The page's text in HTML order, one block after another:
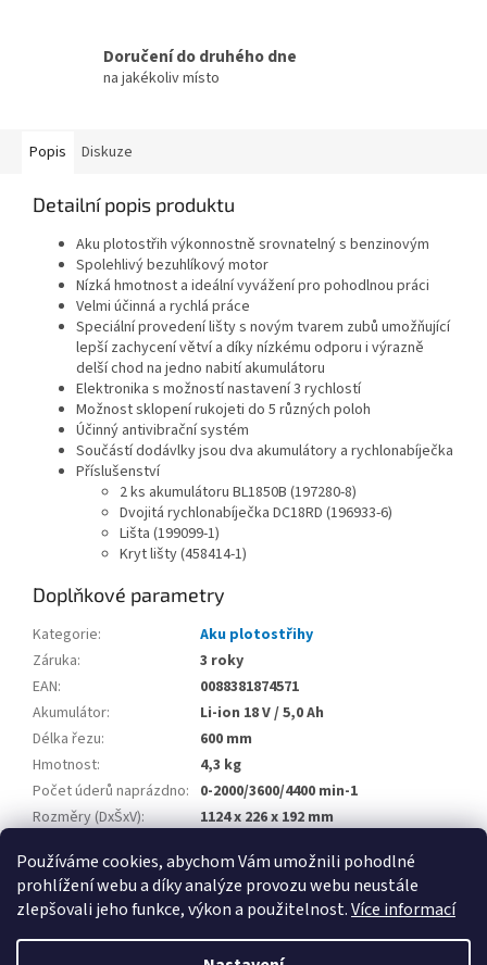
Používáme cookies, abychom Vám umožnili pohodlné
prohlížení webu a díky analýze provozu webu neustále
zlepšovali jeho funkce, výkon a použitelnost.Více informací
Doručení do druhého dne
na jakékoliv místo
Popis Diskuze
Detailní popis produktu
Aku plotostřih výkonnostně srovnatelný s benzinovým
Spolehlivý bezuhlíkový motor
Nízká hmotnost a ideální vyvážení pro pohodlnou práci
Velmi účinná a rychlá práce
Speciální provedení lišty s novým tvarem zubů umožňující
lepší zachycení větví a díky nízkému odporu i výrazně
delší chod na jedno nabití akumulátoru
Elektronika s možností nastavení 3 rychlostí
Možnost sklopení rukojeti do 5 různých poloh
Účinný antivibrační systém
Součástí dodávlky jsou dva akumulátory a rychlonabíječka
Příslušenství
2 ks akumulátoru BL1850B (197280-8)
Dvojitá rychlonabíječka DC18RD (196933-6)
Lišta (199099-1)
Kryt lišty (458414-1)
Doplňkové parametry
Kategorie:
Aku plotostřihy
Záruka:
3 roky
EAN:
0088381874571
Akumulátor:
Li-ion 18 V / 5,0 Ah
Délka řezu:
600 mm
Hmotnost:
4,3 kg
Počet úderů naprázdno: 0-2000/3600/4400 min-1
Rozměry (DxŠxV):
1124 x 226 x 192 mm